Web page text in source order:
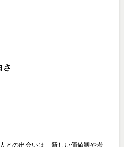
さ
との出会いは、新しい価値観や考